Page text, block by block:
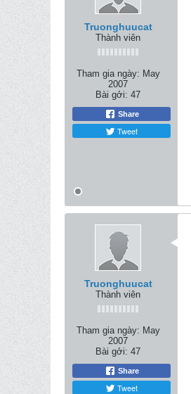
Truonghuucat
Thành viên
Tham gia ngày: May
2007
Bài gởi: 47
Share
Tweet
Truonghuucat
Thành viên
Tham gia ngày: May
2007
Bài gởi: 47
Share
Tweet